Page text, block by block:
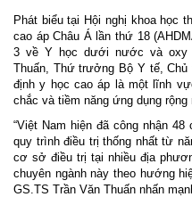
Phát biểu tại Hội nghị khoa học
cao áp Châu Á lần thứ 18
3 về Y học dưới nước và oxy
Thuấn, Thứ trưởng Bộ Y tế, Chủ
định y học cao áp là một lĩnh
chắc và tiềm năng ứng dụng rộng
“Việt Nam hiện đã công nhận
quy trình điều trị thống nhất từ
cơ sở điều trị tại nhiều địa
chuyên ngành này theo hướng
GS.TS Trần Văn Thuấn nhấn